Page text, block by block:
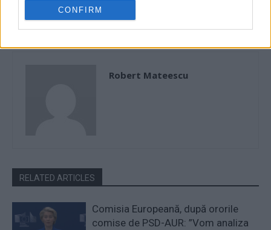
CONFIRM
mașinii, pentru aranjorul
întâlnirii cu Trump
Robert Mateescu
RELATED ARTICLES
Comisia Europeană, după ororile
comise de PSD-AUR: ”Vom analiza